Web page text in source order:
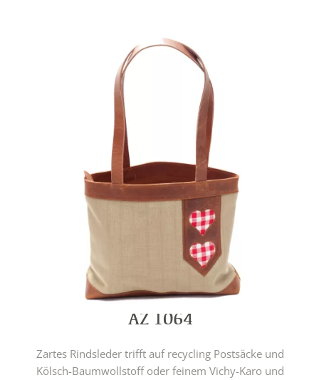
AZ 1064
Zartes Rindsleder trifft auf recycling Postsäcke und
Kölsch-Baumwollstoff oder feinem Vichy-Karo und